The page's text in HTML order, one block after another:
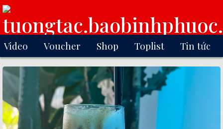
Video Voucher Shop Toplist Tin tức